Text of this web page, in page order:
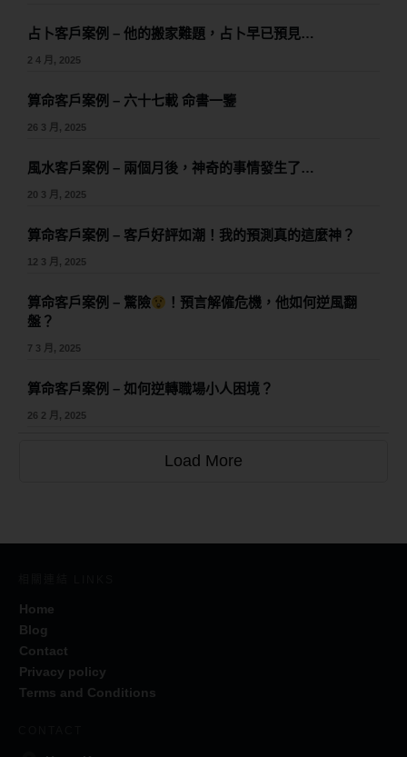
占卜客戶案例 – 他的搬家難題，占卜早已預見…
2 4 月, 2025
算命客戶案例 – 六十七載 命書一鑒
26 3 月, 2025
風水客戶案例 – 兩個月後，神奇的事情發生了…
20 3 月, 2025
算命客戶案例 – 客戶好評如潮！我的預測真的這麼神？
12 3 月, 2025
算命客戶案例 – 驚險
！預言解僱危機，他如何逆風翻
盤？
7 3 月, 2025
算命客戶案例 – 如何逆轉職場小人困境？
26 2 月, 2025
Load More
Home
Blog
Contact
Privacy policy
Terms and Conditions